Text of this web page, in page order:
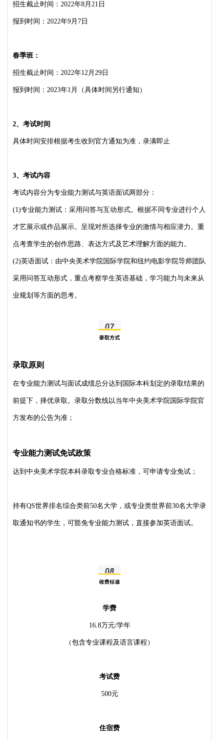
招生截止时间：2022年8月21日
报到时间：2022年9月7日
春季班：
招生截止时间：2022年12月29日
报到时间：2023年1月（具体时间另行通知）
2、考试时间
具体时间安排根据考生收到官方通知为准，录满即止
3、考试内容
考试内容分为专业能力测试与英语面试两部分：
(1)专业能力测试：采用问答与互动形式。根据不同专业进行个人
才艺展示或作品展示。呈现对所选择专业的激情与相应潜力。重
点考查学生的创作思路、表达方式及艺术理解方面的能力。
(2)英语面试：由中央美术学院国际学院和纽约电影学院导师团队
采用问答互动形式，重点考察学生英语基础，学习能力与未来从
业规划等方面的思考。
录取原则
在专业能力测试与面试成绩总分达到国际本科划定的录取结果的
前提下，择优录取。录取分数线以当年中央美术学院国际学院官
方发布的公告为准；
专业能力测试免试政策
达到中央美术学院本科录取专业合格标准，可申请专业免试；
持有QS世界排名综合类前50名大学，或专业类世界前30名大学录
取通知书的学生，可豁免专业能力测试，直接参加英语面试。
学费
16.8万元/学年
（包含专业课程及语言课程）
考试费
500元
住宿费